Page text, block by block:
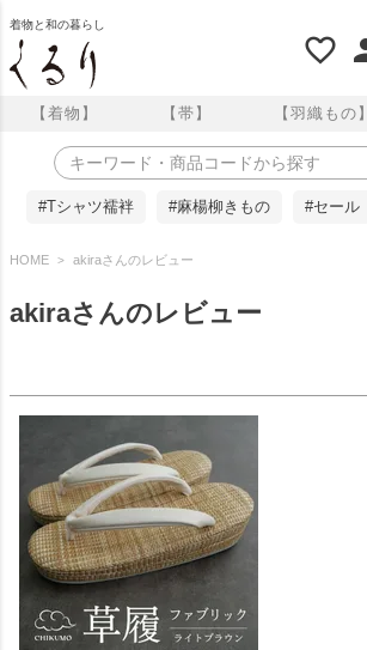
着物と和の暮らし
【着物】 【帯】 【羽織もの】
#Tシャツ襦袢 #麻楊柳きもの #セール
HOME akiraさんのレビュー
akiraさんのレビュー